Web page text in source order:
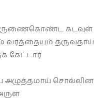
கடவுள்
வரத்தையும் தருவதாய்
கேட்டார்
அழுத்தமாய் சொல்லின